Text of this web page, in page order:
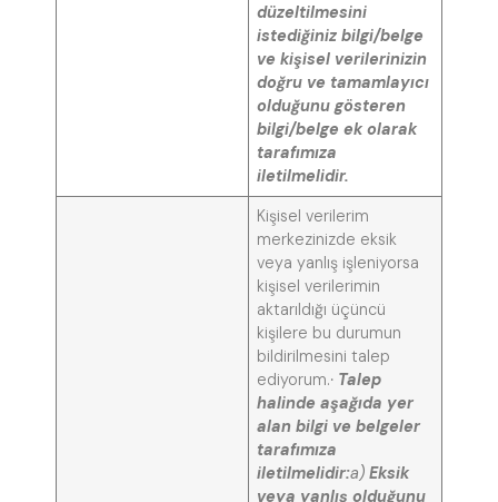
düzeltilmesini
istediğiniz bilgi/belge
ve kişisel verilerinizin
doğru ve tamamlayıcı
olduğunu gösteren
bilgi/belge ek olarak
tarafımıza
iletilmelidir.
Kişisel verilerim
merkezinizde eksik
veya yanlış işleniyorsa
kişisel verilerimin
aktarıldığı üçüncü
kişilere bu durumun
bildirilmesini talep
ediyorum.· Talep
halinde aşağıda yer
alan bilgi ve belgeler
tarafımıza
iletilmelidir:a)Eksik
veya yanlış olduğunu